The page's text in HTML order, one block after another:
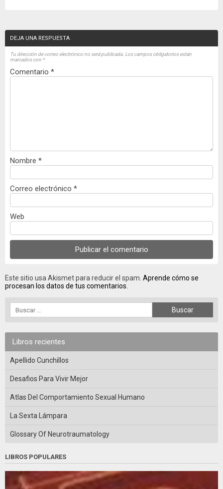
DEJA UNA RESPUESTA
Tu dirección de correo electrónico no será publicada. Los campos obligatorios están
marcados con *
Comentario *
Nombre *
Correo electrónico *
Web
Este sitio usa Akismet para reducir el spam. Aprende cómo se
procesan los datos de tus comentarios.
Libros recientes
Apellido Cunchillos
Desafios Para Vivir Mejor
Atlas Del Comportamiento Sexual Humano
La Sexta Lámpara
Glossary Of Neurotraumatology
LIBROS POPULARES